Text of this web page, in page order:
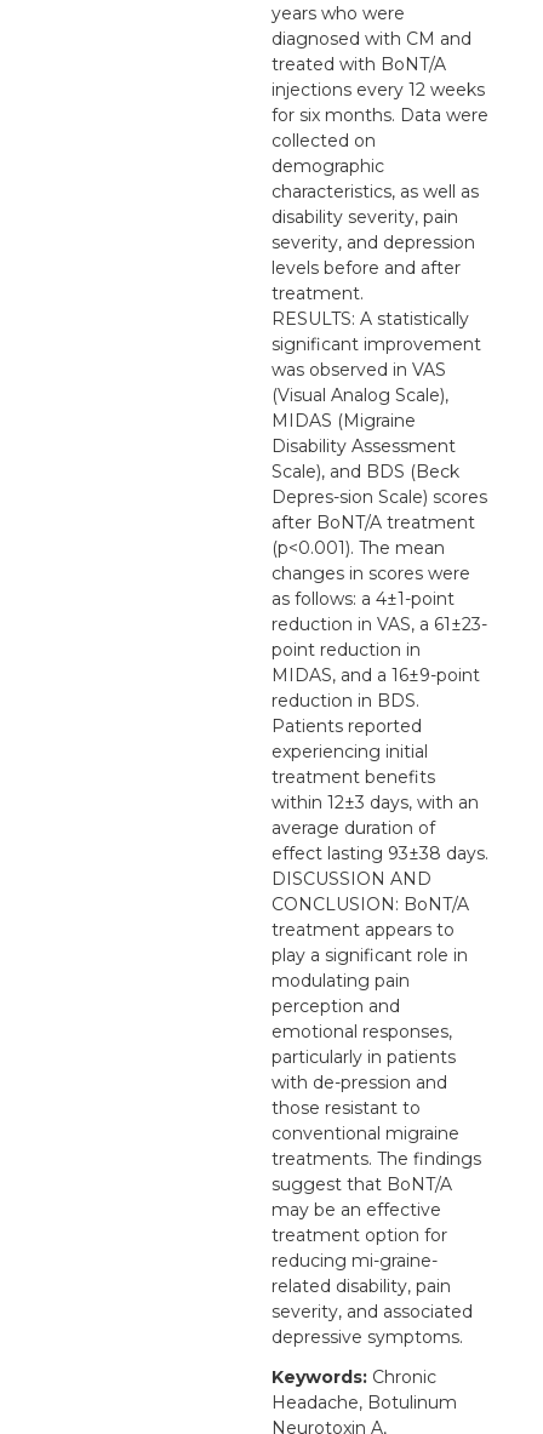
years who were
diagnosed with CM and
treated with BoNT/A
injections every 12 weeks
for six months. Data were
collected on
demographic
characteristics, as well as
disability severity, pain
severity, and depression
levels before and after
treatment.
RESULTS: A statistically
significant improvement
was observed in VAS
(Visual Analog Scale),
MIDAS (Migraine
Disability Assessment
Scale), and BDS (Beck
Depres-sion Scale) scores
after BoNT/A treatment
(p<0.001). The mean
changes in scores were
as follows: a 4±1-point
reduction in VAS, a 61±23-
point reduction in
MIDAS, and a 16±9-point
reduction in BDS.
Patients reported
experiencing initial
treatment benefits
within 12±3 days, with an
average duration of
effect lasting 93±38 days.
DISCUSSION AND
CONCLUSION: BoNT/A
treatment appears to
play a significant role in
modulating pain
perception and
emotional responses,
particularly in patients
with de-pression and
those resistant to
conventional migraine
treatments. The findings
suggest that BoNT/A
may be an effective
treatment option for
reducing mi-graine-
related disability, pain
severity, and associated
depressive symptoms.
Keywords: Chronic
Headache, Botulinum
Neurotoxin A,